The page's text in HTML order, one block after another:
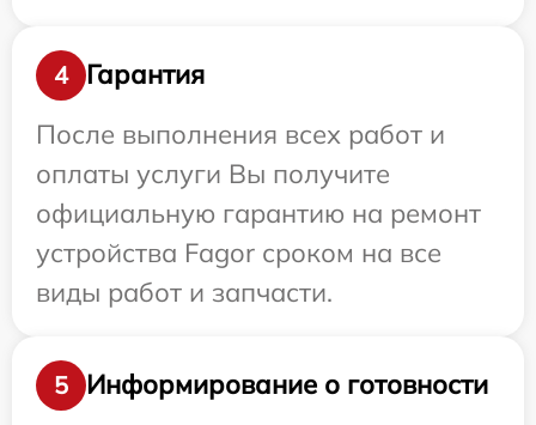
4
Гарантия
После выполнения всех работ и
оплаты услуги Вы получите
официальную гарантию на ремонт
устройства Fagor сроком на все
виды работ и запчасти.
5
Информирование о готовности